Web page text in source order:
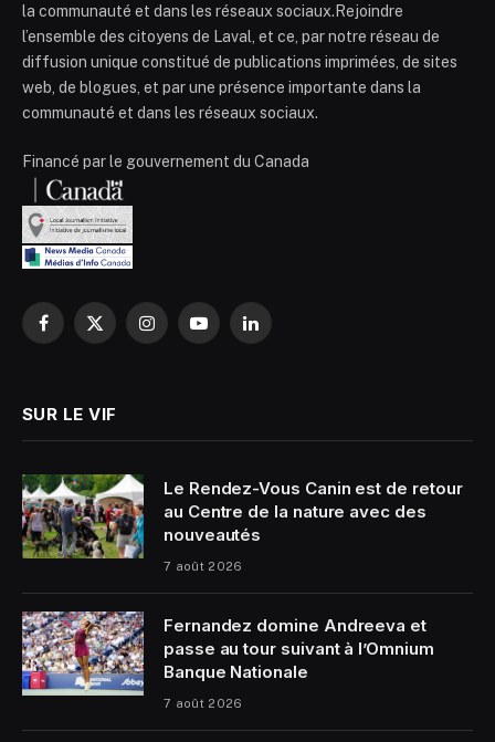
la communauté et dans les réseaux sociaux.Rejoindre
l’ensemble des citoyens de Laval, et ce, par notre réseau de
diffusion unique constitué de publications imprimées, de sites
web, de blogues, et par une présence importante dans la
communauté et dans les réseaux sociaux.
Financé par le gouvernement du Canada
Facebook
X
InstagramYouTubeLinkedIn
SUR LE VIF
Le Rendez-Vous Canin est de retour
au Centre de la nature avec des
nouveautés
7 août 2026
Fernandez domine Andreeva et
passe au tour suivant à l’Omnium
Banque Nationale
7 août 2026